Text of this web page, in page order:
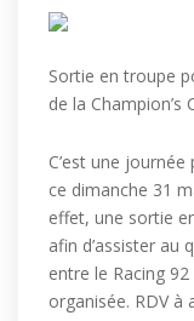
Sortie en troupe
de la Champion’s
C’est une
ce dimanche 31
effet, une sortie
afin d’assister au
entre le Racing
organisée. RDV à